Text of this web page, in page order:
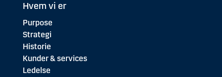
Hvem vi er
Purpose
Strategi
Historie
Kunder & services
Ledelse